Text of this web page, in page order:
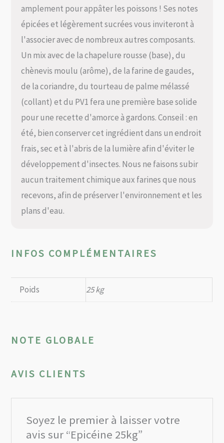
amplement pour appâter les poissons ! Ses notes
épicées et légèrement sucrées vous inviteront à
l'associer avec de nombreux autres composants.
Un mix avec de la chapelure rousse (base), du
chènevis moulu (arôme), de la farine de gaudes,
de la coriandre, du tourteau de palme mélassé
(collant) et du PV1 fera une première base solide
pour une recette d'amorce à gardons. Conseil : en
été, bien conserver cet ingrédient dans un endroit
frais, sec et à l'abris de la lumière afin d'éviter le
développement d'insectes. Nous ne faisons subir
aucun traitement chimique aux farines que nous
recevons, afin de préserver l'environnement et les
plans d'eau.
INFOS COMPLÉMENTAIRES
Poids 25 kg
NOTE GLOBALE
AVIS CLIENTS
Soyez le premier à laisser votre
avis sur “Epicéine 25kg”